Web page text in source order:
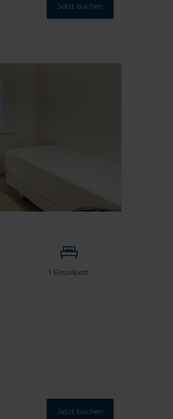
Jetzt buchen
1 Einzelbett
Jetzt buchen